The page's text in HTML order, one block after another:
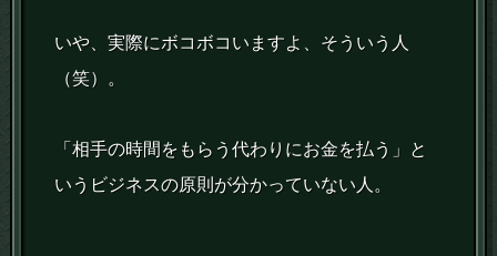
いや、実際にボコボコいますよ、そういう人
（笑）。
「相手の時間をもらう代わりにお金を払う」と
いうビジネスの原則が分かっていない人。